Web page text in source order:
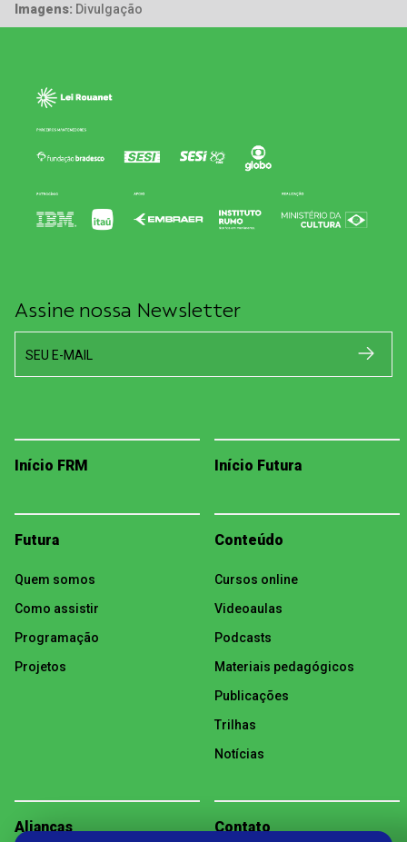
Imagens: Divulgação
Assine nossa Newsletter
SEU E-MAIL
Início FRM Início Futura
Futura
Quem somos
Como assistir
Programação
Projetos
Conteúdo
Cursos online
Videoaulas
Podcasts
Materiais pedagógicos
Publicações
Trilhas
Notícias
Alianças Contato